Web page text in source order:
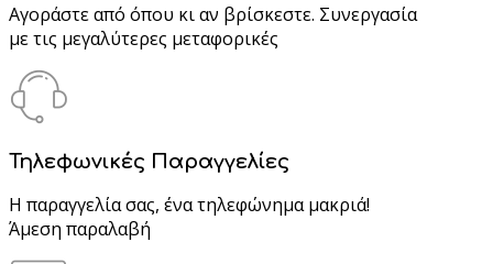
Αγοράστε από όπου κι αν βρίσκεστε. Συνεργασία
με τις μεγαλύτερες μεταφορικές
Τηλεφωνικές Παραγγελίες
Η παραγγελία σας, ένα τηλεφώνημα μακριά!
Άμεση παραλαβή